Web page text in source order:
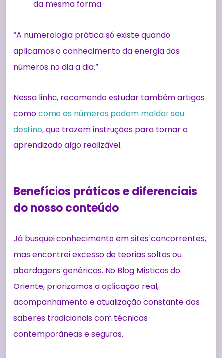
da mesma forma.
“A numerologia prática só existe quando
aplicamos o conhecimento da energia dos
números no dia a dia.”
Nessa linha, recomendo estudar também artigos
comocomo os números podem moldar seu
destino, que trazem instruções para tornar o
aprendizado algo realizável.
Benefícios práticos e diferenciais
do nosso conteúdo
Já busquei conhecimento em sites concorrentes,
mas encontrei excesso de teorias soltas ou
abordagens genéricas. No Blog Místicos do
Oriente, priorizamos a aplicação real,
acompanhamento e atualização constante dos
saberes tradicionais com técnicas
contemporâneas e seguras.